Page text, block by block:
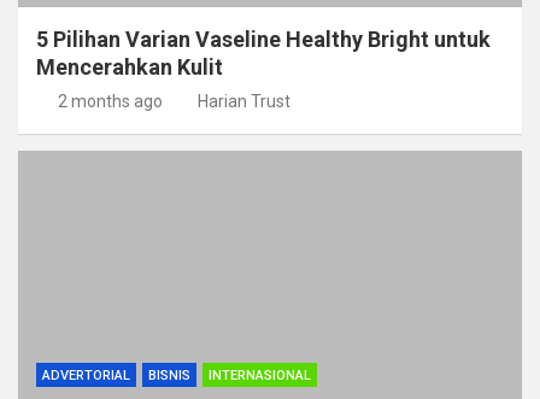
5 Pilihan Varian Vaseline Healthy Bright untuk
Mencerahkan Kulit
2 months ago Harian Trust
ADVERTORIAL BISNIS INTERNASIONAL